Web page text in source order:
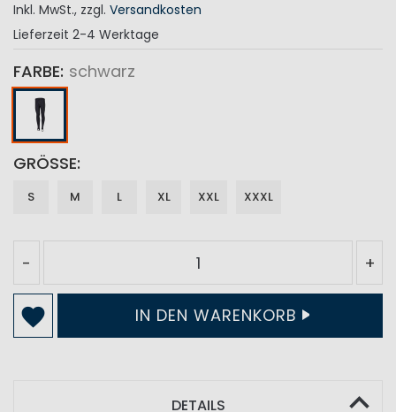
Inkl. MwSt., zzgl. Versandkosten
Lieferzeit 2-4 Werktage
FARBE schwarz
GRÖSSE
S M L XL XXL XXXL
- +
IN DEN WARENKORB
DETAILS